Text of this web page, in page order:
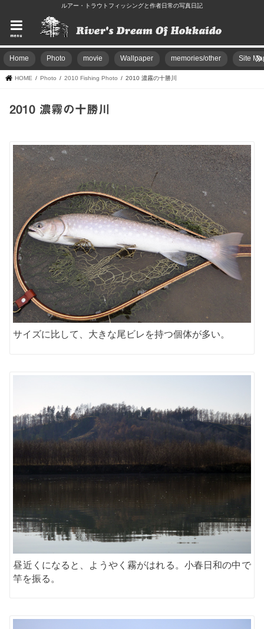
ルアー・トラウトフィッシングと作者日常の写真日記
menu
Home Photo movie Wallpaper memories/other Site
HOME Photo 2010 Fishing Photo 2010 濃霧の十勝川
2010 濃霧の十勝川
サイズに比して、大きな尾ビレを持つ個体が多い。
昼近くになると、ようやく霧がはれる。小春日和の中で
竿を振る。